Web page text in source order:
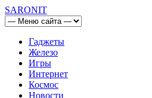
SARONIT
Гаджеты
Железо
Игры
Интернет
Космос
Новости